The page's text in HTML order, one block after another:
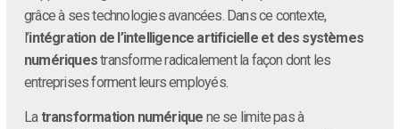
grâce à ses technologies avancées. Dans ce contexte,
l’intégration de l’intelligence artificielle et des systèmes
numériquestransforme radicalement la façon dont les
entreprises forment leurs employés.
Latransformation numérique ne se limite pas à